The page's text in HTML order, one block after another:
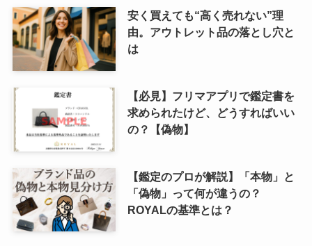
安く買えても“高く売れない”理
由。アウトレット品の落とし穴と
は
【必見】フリマアプリで鑑定書を
求められたけど、どうすればいい
の？【偽物】
【鑑定のプロが解説】「本物」と
「偽物」って何が違うの？
ROYALの基準とは？